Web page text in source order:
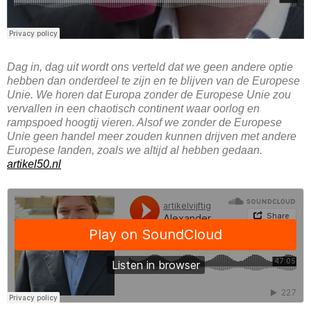
Dag in, dag uit wordt ons verteld dat we geen andere optie
hebben dan onderdeel te zijn en te blijven van de Europese
Unie. We horen dat Europa zonder de Europese Unie zou
vervallen in een chaotisch continent waar oorlog en
rampspoed hoogtij vieren. Alsof we zonder de Europese
Unie geen handel meer zouden kunnen drijven met andere
Europese landen, zoals we altijd al hebben gedaan.
artikel50.nl